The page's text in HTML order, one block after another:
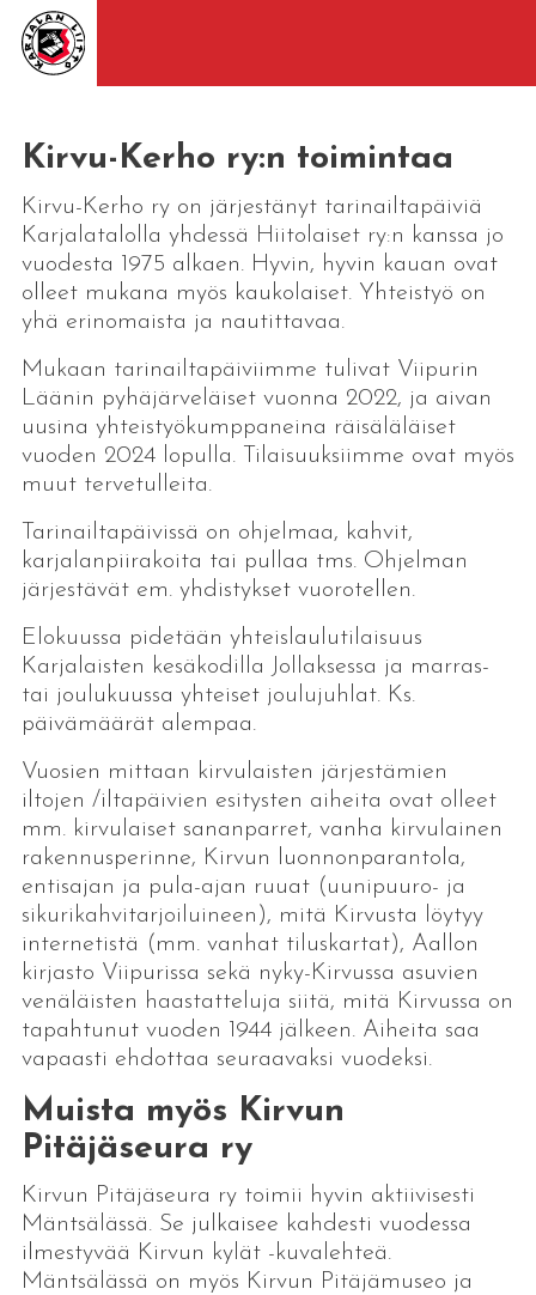
Kirvu-Kerho ry:n toimintaa
Kirvu-Kerho ry on järjestänyt tarinailtapäiviä
Karjalatalolla yhdessä Hiitolaiset ry:n kanssa jo
vuodesta 1975 alkaen. Hyvin, hyvin kauan ovat
olleet mukana myös kaukolaiset. Yhteistyö on
yhä erinomaista ja nautittavaa.
Mukaan tarinailtapäiviimme tulivat Viipurin
Läänin pyhäjärveläiset vuonna 2022, ja aivan
uusina yhteistyökumppaneina räisäläläiset
vuoden 2024 lopulla. Tilaisuuksiimme ovat myös
muut tervetulleita.
Tarinailtapäivissä on ohjelmaa, kahvit,
karjalanpiirakoita tai pullaa tms. Ohjelman
järjestävät em. yhdistykset vuorotellen.
Elokuussa pidetään yhteislaulutilaisuus
Karjalaisten kesäkodilla Jollaksessa ja marras-
tai joulukuussa yhteiset joulujuhlat. Ks.
päivämäärät alempaa.
Vuosien mittaan kirvulaisten järjestämien
iltojen /iltapäivien esitysten aiheita ovat olleet
mm. kirvulaiset sananparret, vanha kirvulainen
rakennusperinne, Kirvun luonnonparantola,
entisajan ja pula-ajan ruuat (uunipuuro- ja
sikurikahvitarjoiluineen), mitä Kirvusta löytyy
internetistä (mm. vanhat tiluskartat), Aallon
kirjasto Viipurissa sekä nyky-Kirvussa asuvien
venäläisten haastatteluja siitä, mitä Kirvussa on
tapahtunut vuoden 1944 jälkeen. Aiheita saa
vapaasti ehdottaa seuraavaksi vuodeksi.
Muista myös Kirvun
Pitäjäseura ry
Kirvun Pitäjäseura ry toimii hyvin aktiivisesti
Mäntsälässä. Se julkaisee kahdesti vuodessa
ilmestyvää Kirvun kylät -kuvalehteä.
Mäntsälässä on myös Kirvun Pitäjämuseo ja